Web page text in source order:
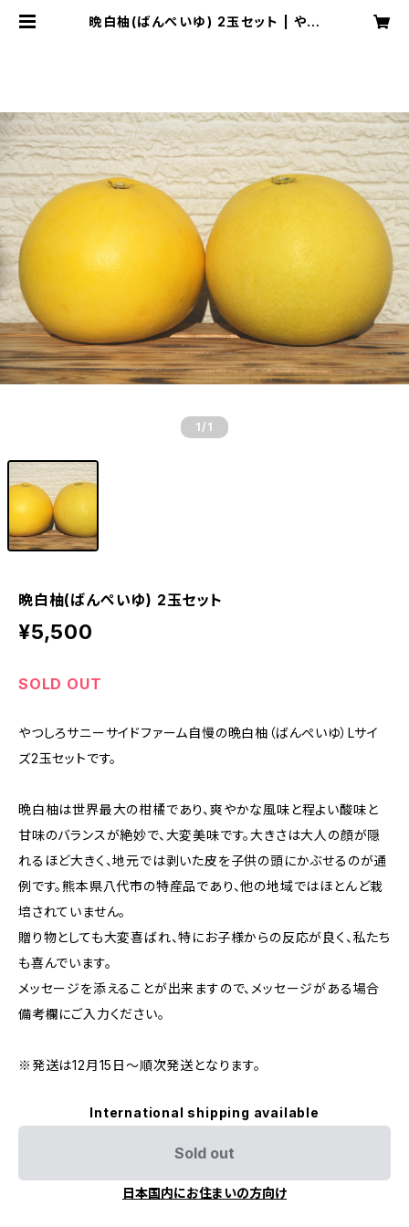
晩白柚(ばんぺいゆ) 2玉セット | やつ
1 /1
晩白柚(ばんぺいゆ) 2玉セット
¥5,500
SOLD OUT
やつしろサニーサイドファーム自慢の晩白柚（ばんぺいゆ）Lサイ
ズ2玉セットです。
晩白柚は世界最大の柑橘であり、爽やかな風味と程よい酸味と
甘味のバランスが絶妙で、大変美味です。大きさは大人の顔が隠
れるほど大きく、地元では剥いた皮を子供の頭にかぶせるのが通
例です。熊本県八代市の特産品であり、他の地域ではほとんど栽
培されていません。
贈り物としても大変喜ばれ、特にお子様からの反応が良く、私たち
も喜んでいます。
メッセージを添えることが出来ますので、メッセージがある場合
備考欄にご入力ください。
※発送は12月15日〜順次発送となります。
International shipping available
Sold out
日本国内にお住まいの方向け